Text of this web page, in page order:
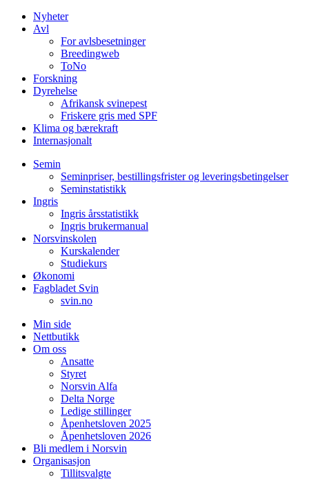
Nyheter
Avl
For avlsbesetninger
Breedingweb
ToNo
Forskning
Dyrehelse
Afrikansk svinepest
Friskere gris med SPF
Klima og bærekraft
Internasjonalt
Semin
Seminpriser, bestillingsfrister og leveringsbetingelser
Seminstatistikk
Ingris
Ingris årsstatistikk
Ingris brukermanual
Norsvinskolen
Kurskalender
Studiekurs
Økonomi
Fagbladet Svin
svin.no
Min side
Nettbutikk
Om oss
Ansatte
Styret
Norsvin Alfa
Delta Norge
Ledige stillinger
Åpenhetsloven 2025
Åpenhetsloven 2026
Bli medlem i Norsvin
Organisasjon
Tillitsvalgte